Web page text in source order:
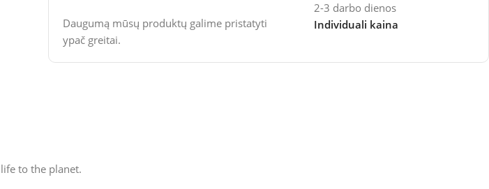
Daugumą mūsų produktų galime pristatyti
ypač greitai.
2-3 darbo dienos
Individuali kaina
to the planet.